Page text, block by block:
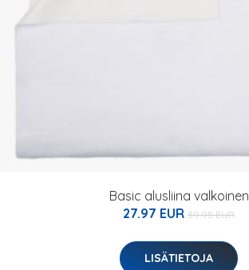
Basic alusliina valkoinen
27.97 EUR 39.95 EUR
LISÄTIETOJA